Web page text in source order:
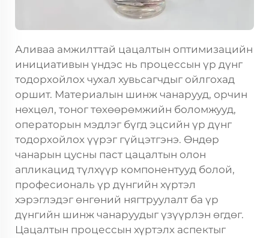
Аливаа амжилттай цацалтын оптимизацийн
инициативын үндэс нь процессын үр дүнг
тодорхойлох чухал хувьсагчдыг ойлгохад
оршит. Материалын шинж чанарууд, орчин
нөхцөл, тоног төхөөрөмжийн боломжууд,
операторын мэдлэг бүгд эцсийн үр дүнг
тодорхойлох үүрэг гүйцэтгэнэ. Өндөр
чанарын цусны паст цацалтын олон
апликацид түлхүүр компонентууд болой,
професиональ үр дүнгийн хүртэл
хэрэглэдэг өнгөний нягтруулалт ба үр
дүнгийн шинж чанаруудыг үзүүрлэн өгдөг.
Цацалтын процессын хүртэлх аспектыг